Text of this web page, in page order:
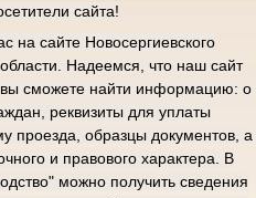
сайта!
на сайте Новосергиевского
Надеемся, что наш сайт
сможете найти информацию: о
реквизиты для уплаты
проезда, образцы документов, а
и правового характера. В
можно получить сведения